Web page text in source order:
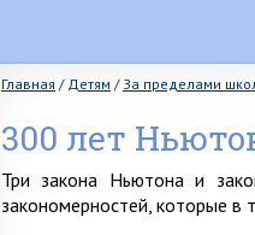
Главная / Детям / За пределами
300 лет
Три закона Ньютона и
закономерностей, которые в